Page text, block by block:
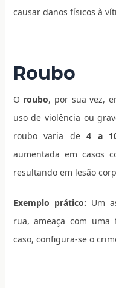
causar danos físicos à
Roubo
O roubo, por sua vez,
uso de violência ou
roubo varia de4 a
aumentada em casos
resultando em lesão
Exemplo prático: Um
rua, ameaça com
caso, configura-se o